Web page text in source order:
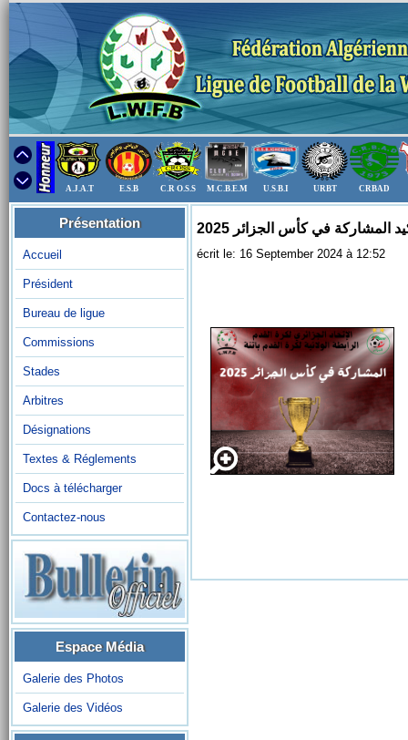
A.J.A.T E.S.B C.R O.S.S M.C.B.E.M U.S.B.I URBT CRBAD
Présentation
Accueil
Président
Bureau de ligue
Commissions
Stades
Arbitres
Désignations
Textes & Réglements
Docs à télécharger
Contactez-nous
Espace Média
Galerie des Photos
Galerie des Vidéos
المشاركة في كأس الجزائر 2025
écrit le: 16 September 2024 à 12:52